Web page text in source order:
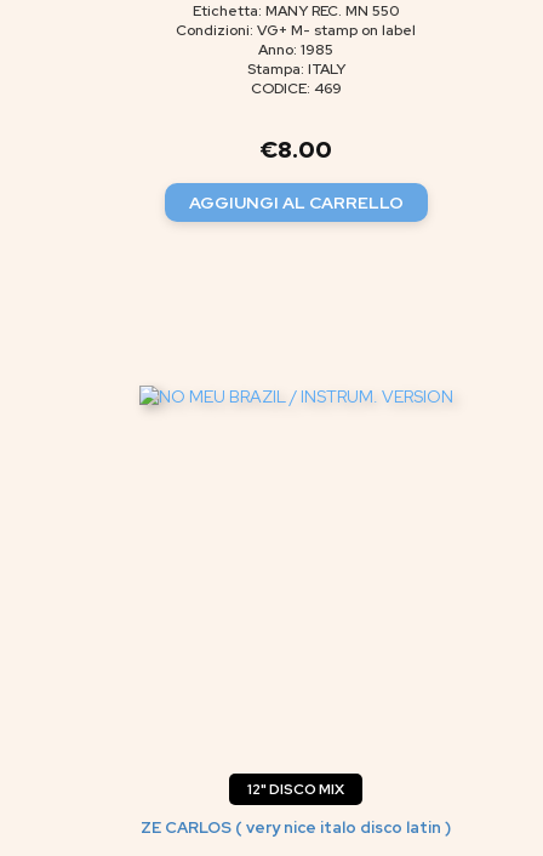
Etichetta: MANY REC. MN 550
Condizioni: VG+ M- stamp on label
Anno: 1985
Stampa: ITALY
CODICE: 469
€8.00
AGGIUNGI AL CARRELLO
12" DISCO MIX
ZE CARLOS ( very nice italo disco latin )